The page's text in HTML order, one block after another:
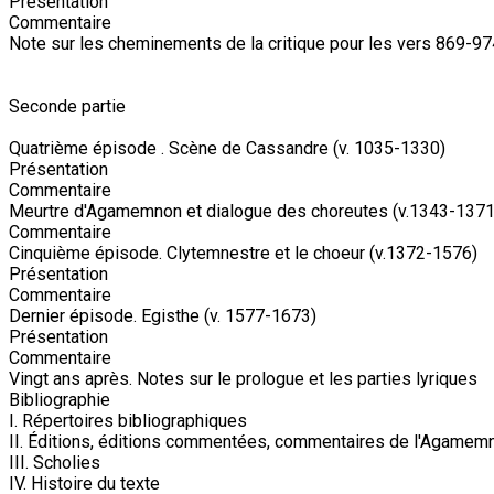
Commentaire
Note sur les cheminements de la critique pour les vers 869-
Seconde partie
Quatrième épisode . Scène de Cassandre (v. 1035-1330)
Présentation
Commentaire
Meurtre d'Agamemnon et dialogue des choreutes (v.1343-
Commentaire
Cinquième épisode. Clytemnestre et le choeur (v.1372-1576)
Présentation
Commentaire
Dernier épisode. Egisthe (v. 1577-1673)
Présentation
Commentaire
Vingt ans après. Notes sur le prologue et les parties lyriques
Bibliographie
I. Répertoires bibliographiques
II. Éditions, éditions commentées, commentaires de
III. Scholies
IV. Histoire du texte